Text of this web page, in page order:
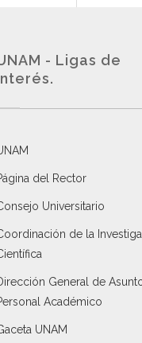
- Ligas de
del Rector
Universitario
de la
General de
Académico
UNAM